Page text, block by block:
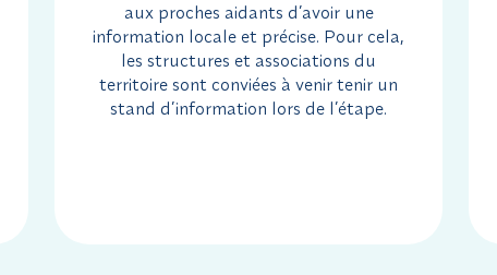
aux proches aidants d’avoir une
information locale et précise. Pour cela,
les structures et associations du
territoire sont conviées à venir tenir un
stand d’information lors de l’étape.